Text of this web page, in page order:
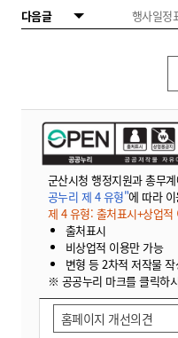
다음글
행사일정
군산시청 행정지원과 총무
공누리 제 4 유형"에 따라
제 4 유형: 출처표시+상업적
출처표시
비상업적 이용만 가능
변형 등 2차적 저작물
※ 공공누리 마크를 클릭하
홈페이지 개선의견